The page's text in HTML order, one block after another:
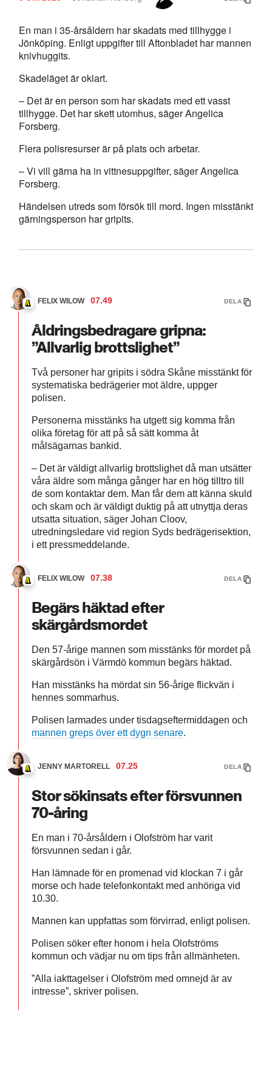
En man i 35-årsåldern har skadats med tillhygge i
Jönköping. Enligt uppgifter till Aftonbladet har mannen
knivhuggits.
Skadeläget är oklart.
– Det är en person som har skadats med ett vasst
tillhygge. Det har skett utomhus, säger Angelica
Forsberg.
Flera polisresurser är på plats och arbetar.
– Vi vill gärna ha in vittnesuppgifter, säger Angelica
Forsberg.
Händelsen utreds som försök till mord. Ingen misstänkt
gärningsperson har gripits.
FELIX WILOW 07.49 DELA
Åldringsbedragare gripna:
”Allvarlig brottslighet”
Två personer har gripits i södra Skåne misstänkt för
systematiska bedrägerier mot äldre, uppger
polisen.
Personerna misstänks ha utgett sig komma från
olika företag för att på så sätt komma åt
målsägarnas bankid.
– Det är väldigt allvarlig brottslighet då man utsätter
våra äldre som många gånger har en hög tilltro till
de som kontaktar dem. Man får dem att känna skuld
och skam och är väldigt duktig på att utnyttja deras
utsatta situation, säger Johan Cloov,
utredningsledare vid region Syds bedrägerisektion,
i ett pressmeddelande.
FELIX WILOW 07.38 DELA
Begärs häktad efter
skärgårdsmordet
Den 57-årige mannen som misstänks för mordet på
skärgårdsön i Värmdö kommun begärs häktad.
Han misstänks ha mördat sin 56-årige flickvän i
hennes sommarhus.
Polisen larmades under tisdagseftermiddagen och
mannen greps över ett dygn senare.
JENNY MARTORELL 07.25 DELA
Stor sökinsats efter försvunnen
70-åring
En man i 70-årsåldern i Olofström har varit
försvunnen sedan i går.
Han lämnade för en promenad vid klockan 7 i går
morse och hade telefonkontakt med anhöriga vid
10.30.
Mannen kan uppfattas som förvirrad, enligt polisen.
Polisen söker efter honom i hela Olofströms
kommun och vädjar nu om tips från allmänheten.
”Alla iakttagelser i Olofström med omnejd är av
intresse”, skriver polisen.